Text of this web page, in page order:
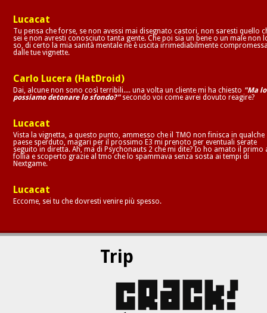
Lucacat
Tu pensa che forse, se non avessi mai disegnato castori, non saresti quello
sei e non avresti conosciuto tanta gente. Che poi sia un bene o un male non
so, di certo la mia sanità mentale ne è uscita irrimediabilmente
dalle tue vignette.
Carlo Lucera (HatDroid)
Dai, alcune non sono così terribili.... una volta un cliente mi ha chiesto "Ma lo
possiamo detonare lo sfondo?"secondo voi come avrei dovuto reagire?
Lucacat
Vista la vignetta, a questo punto, ammesso che il TMO non finisca in qualche
paese sperduto, magari per il prossimo E3 mi prenoto per eventuali serate
seguito in diretta. Ah, ma di Psychonauts 2 che mi dite? Io ho amato il primo
follia e scoperto grazie al tmo che lo spammava senza sosta ai tempi di
Nextgame.
Lucacat
Eccome, sei tu che dovresti venire più spesso.
Trip